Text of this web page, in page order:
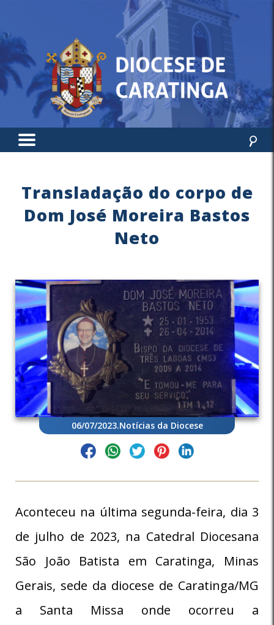
Transladação do corpo de
Dom José Moreira Bastos
Neto
06/07/2023.Notícias da Diocese
Aconteceu na última segunda-feira, dia 3
de julho de 2023, na Catedral Diocesana
São João Batista em Caratinga, Minas
Gerais, sede da diocese de Caratinga/MG
a Santa Missa onde ocorreu a